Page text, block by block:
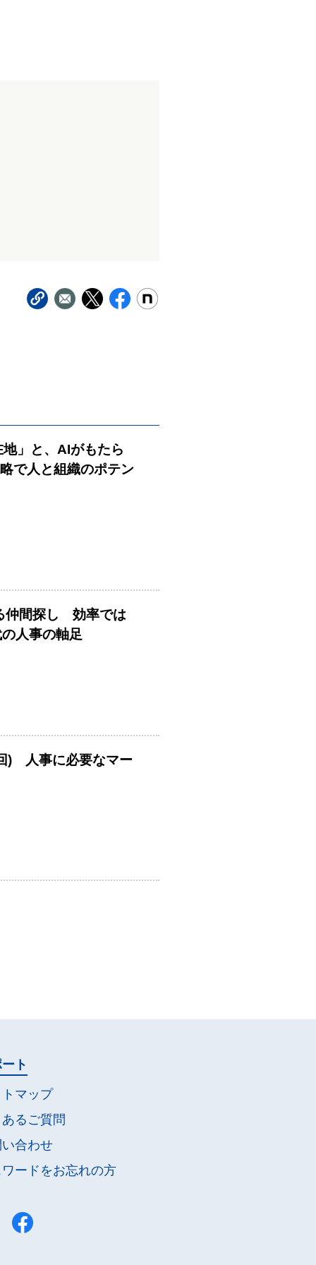
」と、AIがもたら
で人と組織のポテン
仲間探し 効率では
人事の軸足
) 人事に必要なマー
ト
マップ
るご質問
合わせ
ードをお忘れの方